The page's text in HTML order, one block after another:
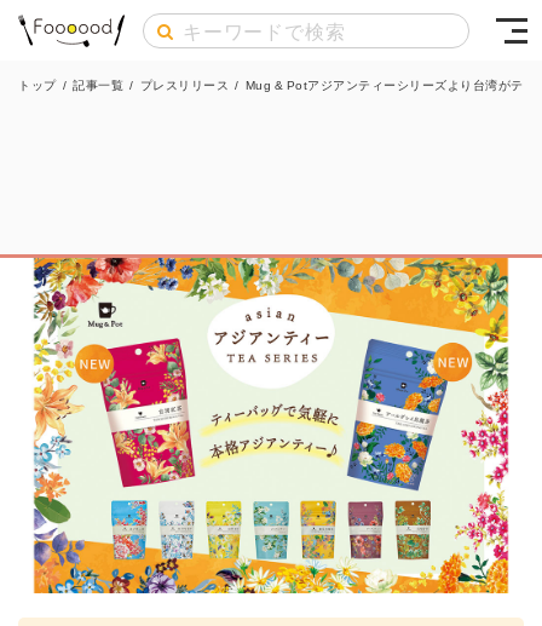
トップ / 記事一覧 / プレスリリース / Mug & Potアジアンティーシリーズより台湾がテー